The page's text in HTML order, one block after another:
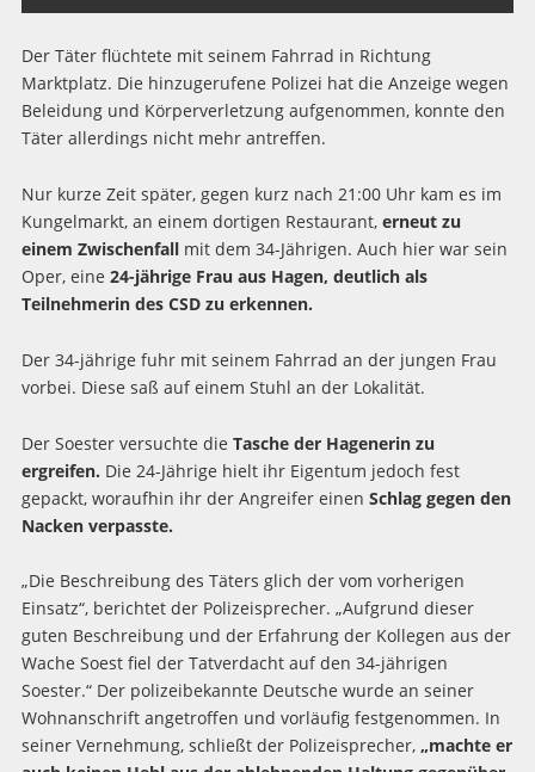
Der Täter flüchtete mit seinem Fahrrad in Richtung
Marktplatz. Die hinzugerufene Polizei hat die Anzeige wegen
Beleidung und Körperverletzung aufgenommen, konnte den
Täter allerdings nicht mehr antreffen.
Nur kurze Zeit später, gegen kurz nach 21:00 Uhr kam es im
Kungelmarkt, an einem dortigen Restaurant,erneut zu
einem Zwischenfallmit dem 34-Jährigen. Auch hier war sein
Oper, eine 24-jährige Frau aus Hagen, deutlich als
Teilnehmerin des CSD zu erkennen.
Der 34-jährige fuhr mit seinem Fahrrad an der jungen Frau
vorbei. Diese saß auf einem Stuhl an der Lokalität.
Der Soester versuchte die Tasche der Hagenerin zu
ergreifen. Die 24-Jährige hielt ihr Eigentum jedoch fest
gepackt, woraufhin ihr der Angreifer einen Schlag gegen den
Nacken verpasste.
„Die Beschreibung des Täters glich der vom vorherigen
Einsatz“, berichtet der Polizeisprecher. „Aufgrund dieser
guten Beschreibung und der Erfahrung der Kollegen aus der
Wache Soest fiel der Tatverdacht auf den 34-jährigen
Soester.“ Der polizeibekannte Deutsche wurde an seiner
Wohnanschrift angetroffen und vorläufig festgenommen. In
seiner Vernehmung, schließt der Polizeisprecher, „machte er